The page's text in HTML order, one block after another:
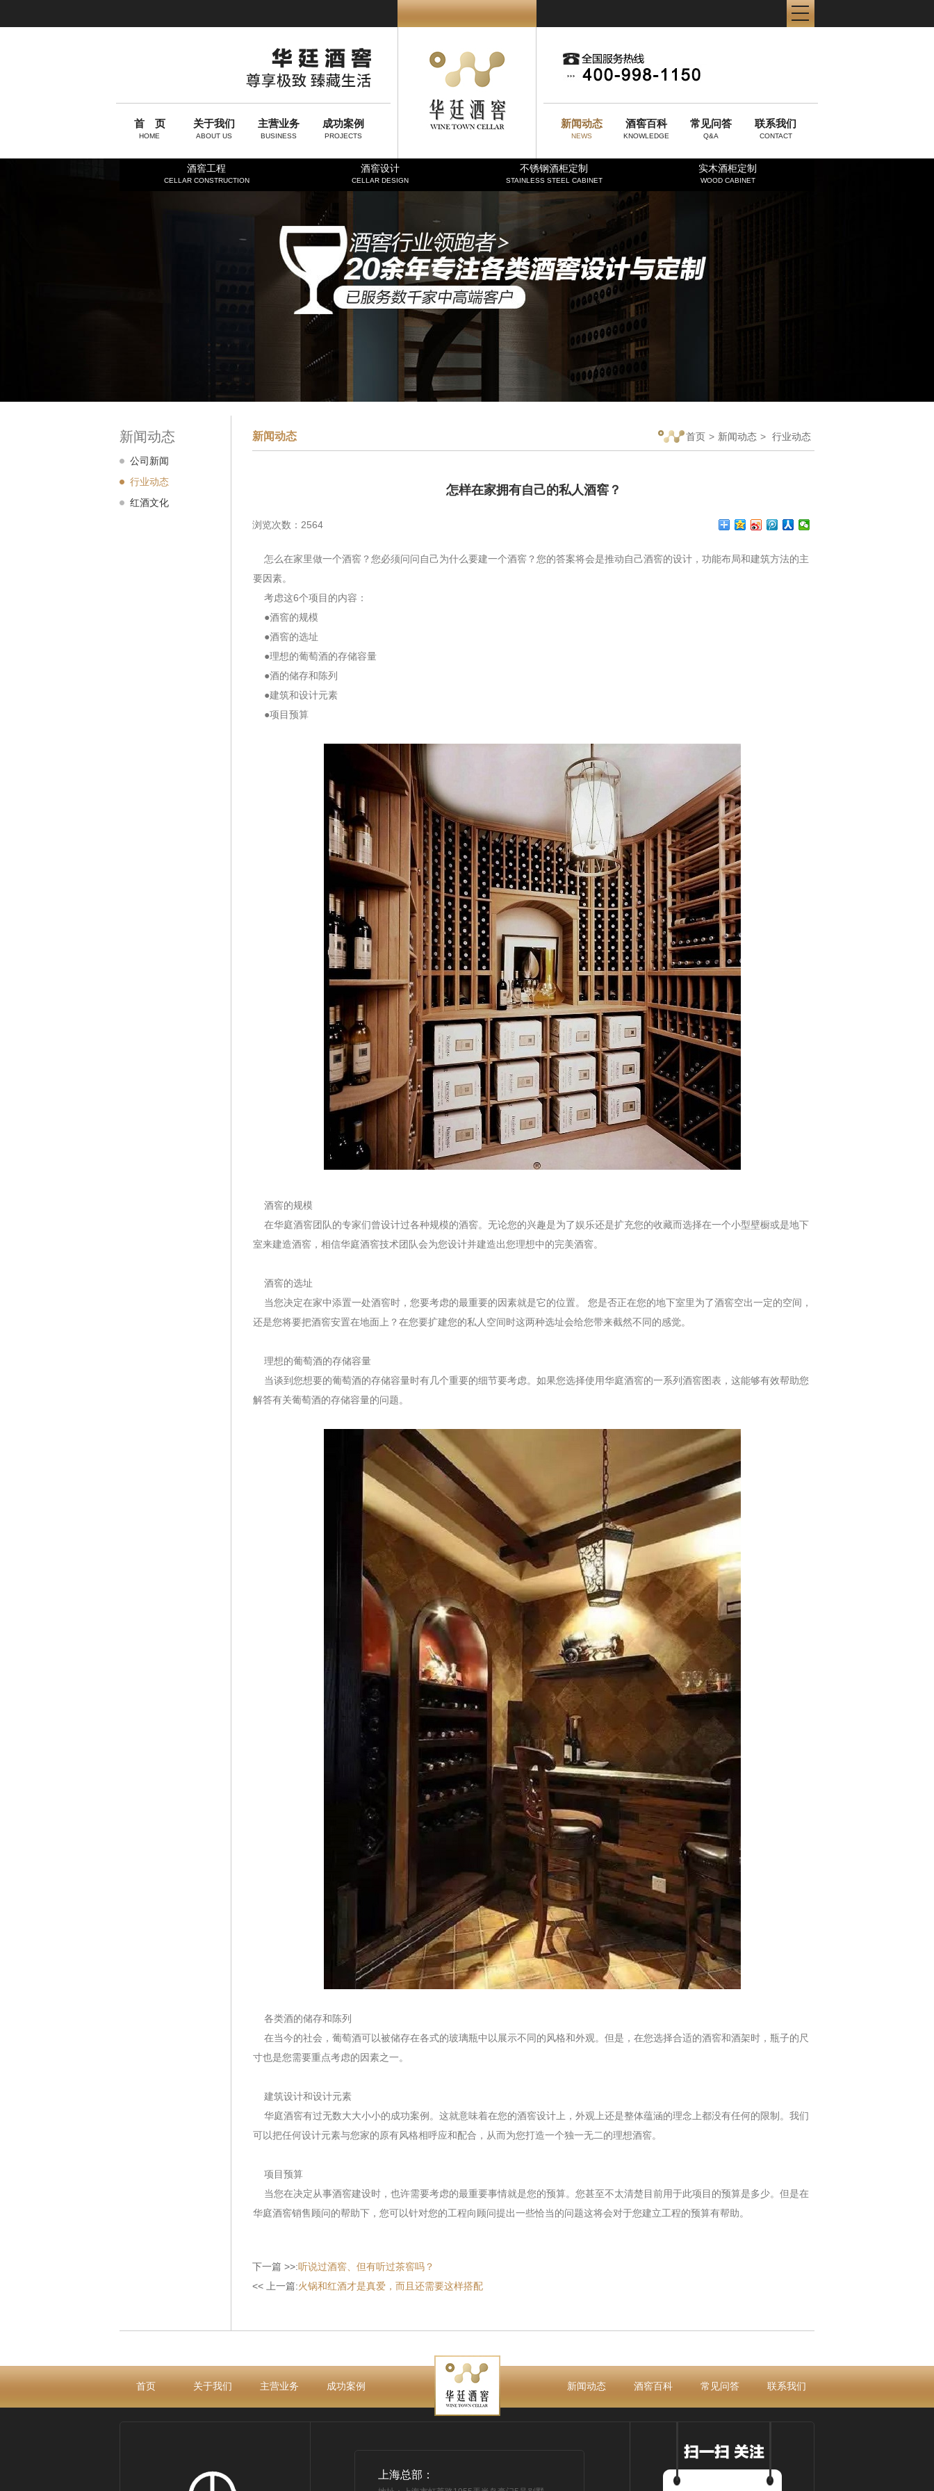
首 页
HOME
关于我们
ABOUT US
主营业务
BUSINESS
成功案例
PROJECTS
新闻动态
NEWS
酒窖百科
KNOWLEDGE
常见问答
Q&A
联系我们
CONTACT
酒窖工程
CELLAR CONSTRUCTION
酒窖设计
CELLAR DESIGN
不锈钢酒柜定制
STAINLESS STEEL CABINET
实木酒柜定制
WOOD CABINET
新闻动态
公司新闻
行业动态
红酒文化
新闻动态 首页 > 新闻动态 > 行业动态
怎样在家拥有自己的私人酒窖？
浏览次数：2564
怎么在家里做一个酒窖？您必须问问自己为什么要建一个酒窖？您的答案将会是推动自己酒窖的设计，功能布局和建筑方法的主
要因素。
考虑这6个项目的内容：
●酒窖的规模
●酒窖的选址
●理想的葡萄酒的存储容量
●酒的储存和陈列
●建筑和设计元素
●项目预算
酒窖的规模
在华庭酒窖团队的专家们曾设计过各种规模的酒窖。无论您的兴趣是为了娱乐还是扩充您的收藏而选择在一个小型壁橱或是地下
室来建造酒窖，相信华庭酒窖技术团队会为您设计并建造出您理想中的完美酒窖。
酒窖的选址
当您决定在家中添置一处酒窖时，您要考虑的最重要的因素就是它的位置。 您是否正在您的地下室里为了酒窖空出一定的空间，
还是您将要把酒窖安置在地面上？在您要扩建您的私人空间时这两种选址会给您带来截然不同的感觉。
理想的葡萄酒的存储容量
当谈到您想要的葡萄酒的存储容量时有几个重要的细节要考虑。如果您选择使用华庭酒窖的一系列酒窖图表，这能够有效帮助您
解答有关葡萄酒的存储容量的问题。
各类酒的储存和陈列
在当今的社会，葡萄酒可以被储存在各式的玻璃瓶中以展示不同的风格和外观。但是，在您选择合适的酒窖和酒架时，瓶子的尺
寸也是您需要重点考虑的因素之一。
建筑设计和设计元素
华庭酒窖有过无数大大小小的成功案例。这就意味着在您的酒窖设计上，外观上还是整体蕴涵的理念上都没有任何的限制。我们
可以把任何设计元素与您家的原有风格相呼应和配合，从而为您打造一个独一无二的理想酒窖。
项目预算
当您在决定从事酒窖建设时，也许需要考虑的最重要事情就是您的预算。您甚至不太清楚目前用于此项目的预算是多少。但是在
华庭酒窖销售顾问的帮助下，您可以针对您的工程向顾问提出一些恰当的问题这将会对于您建立工程的预算有帮助。
下一篇 >>:听说过酒窖、但有听过茶窖吗？
<< 上一篇:火锅和红酒才是真爱，而且还需要这样搭配
首页 关于我们 主营业务 成功案例 新闻动态 酒窖百科 常见问答 联系我们
上海总部：